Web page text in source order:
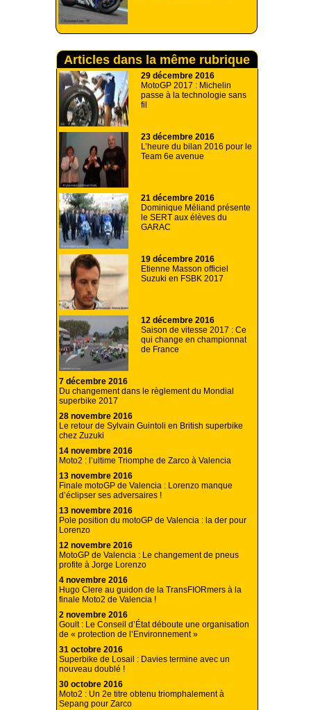
Articles dans la même rubrique
29 décembre 2016
MotoGP 2017 : Michelin
passe à la technologie sans
fil
23 décembre 2016
L’heure du bilan 2016 pour le
Team 6e avenue
21 décembre 2016
Dominique Méliand présente
le SERT aux élèves du
GARAC
19 décembre 2016
Etienne Masson officiel
Suzuki en FSBK 2017
12 décembre 2016
Saison de vitesse 2017 : Ce
qui change en championnat
de France
7 décembre 2016
Du changement dans le règlement du Mondial
superbike 2017
28 novembre 2016
Le retour de Sylvain Guintoli en British superbike
chez Zuzuki
14 novembre 2016
Moto2 : l’ultime Triomphe de Zarco à Valencia
13 novembre 2016
Finale motoGP de Valencia : Lorenzo manque
d’éclipser ses adversaires !
13 novembre 2016
Pole position du motoGP de Valencia : la der pour
Lorenzo
12 novembre 2016
MotoGP de Valencia : Le changement de pneus
profite à Jorge Lorenzo
4 novembre 2016
Hugo Clere au guidon de la TransFIORmers à la
finale Moto2 de Valencia !
2 novembre 2016
Goult : Le Conseil d’État déboute une organisation
de « protection de l’Environnement »
31 octobre 2016
Superbike de Losail : Davies termine avec un
nouveau doublé !
30 octobre 2016
Moto2 : Un 2e titre obtenu triomphalement à
Sepang pour Zarco